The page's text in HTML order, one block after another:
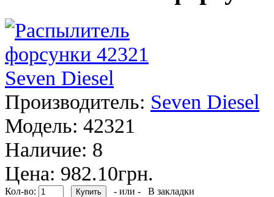
Производитель: Seven Diesel
Модель: 42321
Наличие: 8
Цена: 982.10грн.
Кол-во: - или -
В закладки